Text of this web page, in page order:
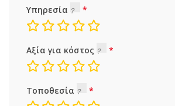
Υπηρεσία
Αξία για κόστος
Τοποθεσία